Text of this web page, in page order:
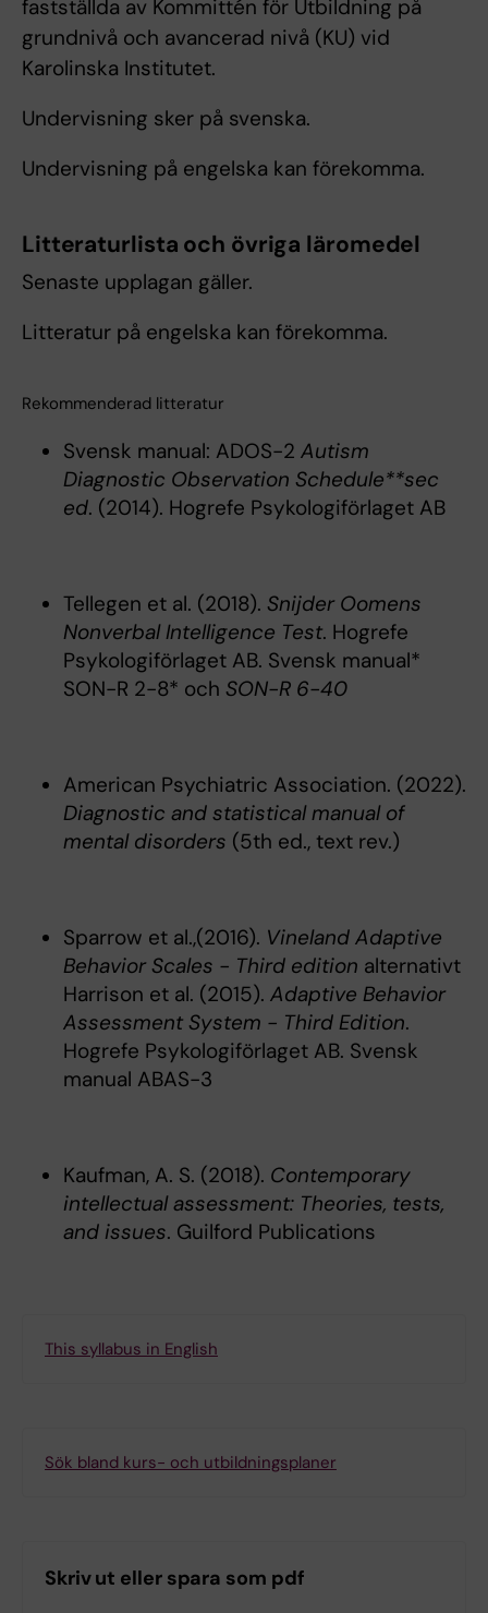
fastställda av Kommittén för Utbildning på
grundnivå och avancerad nivå (KU) vid
Karolinska Institutet.
Undervisning sker på svenska.
Undervisning på engelska kan förekomma.
Litteraturlista och övriga läromedel
Senaste upplagan gäller.
Litteratur på engelska kan förekomma.
Rekommenderad litteratur
Svensk manual: ADOS-2 Autism
Diagnostic Observation Schedule**sec
ed. (2014). Hogrefe Psykologiförlaget AB
Tellegen et al. (2018). Snijder Oomens
Nonverbal Intelligence Test. Hogrefe
Psykologiförlaget AB. Svensk manual*
SON-R 2-8* och SON-R 6-40
American Psychiatric Association. (2022).
Diagnostic and statistical manual of
mental disorders (5th ed., text rev.)
Sparrow et al.,(2016). Vineland Adaptive
Behavior Scales - Third edition alternativt
Harrison et al. (2015). Adaptive Behavior
Assessment System - Third Edition.
Hogrefe Psykologiförlaget AB. Svensk
manual ABAS-3
Kaufman, A. S. (2018). Contemporary
intellectual assessment: Theories, tests,
and issues. Guilford Publications
This syllabus in English
Sök bland kurs- och utbildningsplaner
Skriv ut eller spara som pdf